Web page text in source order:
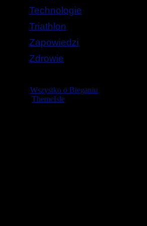
Technologie
Triathlon
Zapowiedzi
Zdrowie
Wszystko o Bieganiu
ThemeIsle